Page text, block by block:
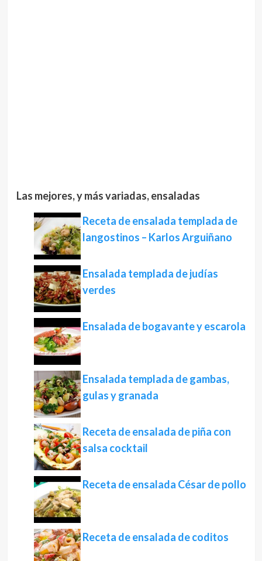
Las mejores, y más variadas, ensaladas
Receta de ensalada templada de
langostinos – Karlos Arguiñano
Ensalada templada de judías
verdes
Ensalada de bogavante y escarola
Ensalada templada de gambas,
gulas y granada
Receta de ensalada de piña con
salsa cocktail
Receta de ensalada César de pollo
Receta de ensalada de coditos